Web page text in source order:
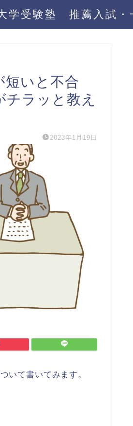
学受験塾 推薦入試・
短いと不合
ラッと教え
2023年1月19日
いて書いてみます。